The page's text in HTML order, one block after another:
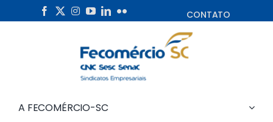
to
CONTATO
A FECOMÉRCIO-SC